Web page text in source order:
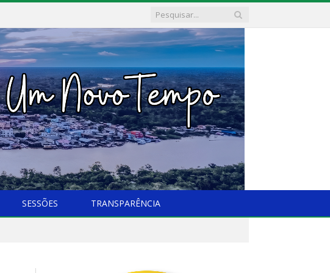
SESSÕES TRANSPARÊNCIA